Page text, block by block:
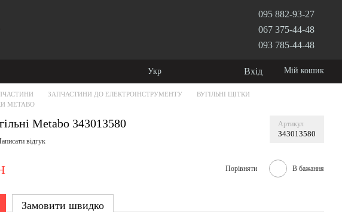
095 882-93-27
067 375-44-48
093 785-44-48
Укр Вхід Мій кошик
ЗАПЧАСТИНИ ДО ЕЛЕКТРОІНСТРУМЕНТУ
ВУГІЛЬНІ ЩІТКИ
METABO
Metabo 343013580 Артикул
343013580
відгук
Порівняти В бажання
Замовити швидко